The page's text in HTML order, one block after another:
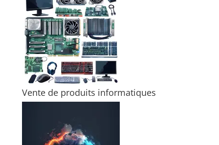
Vente de produits informatiques